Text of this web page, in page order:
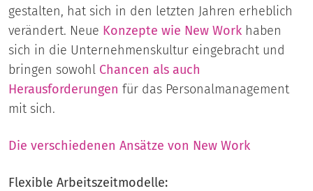
gestalten, hat sich in den letzten Jahren erheblich
verändert. Neue Konzepte wie New Work haben
sich in die Unternehmenskultur eingebracht und
bringen sowohl Chancen als auch
Herausforderungen für das Personalmanagement
mit sich.
Die verschiedenen Ansätze von New Work
Flexible Arbeitszeitmodelle: